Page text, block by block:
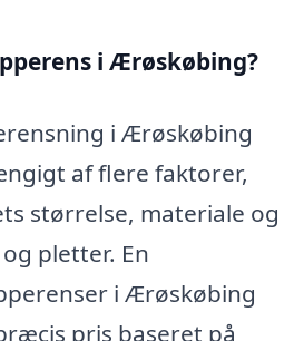
i Ærøskøbing?
i Ærøskøbing
af flere faktorer,
størrelse, materiale og
pletter. En
i Ærøskøbing
pris baseret på